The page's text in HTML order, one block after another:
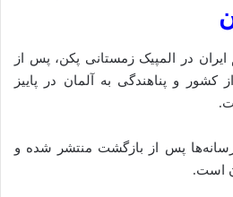
در المپیک زمستانی پکن، پس از
و پناهندگی به آلمان در پاییز
پس از بازگشت منتشر شده و
است.